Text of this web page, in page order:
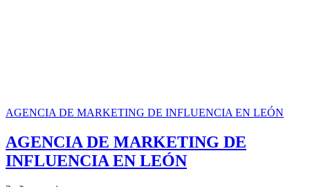
AGENCIA DE MARKETING DE INFLUENCIA EN LEÓN
AGENCIA DE MARKETING DE
INFLUENCIA EN LEÓN